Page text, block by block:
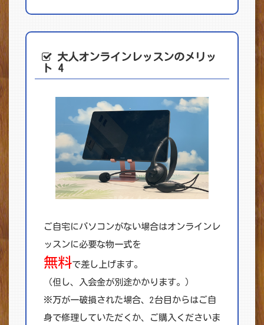
大人オンライン レッスンのメリッ
ト 4
ご自宅にパソコンがない場合はオンラインレ
ッスンに必要な物一式を
無料で差し上げます。
（但し、入会金が別途かかります。）
※万が一破損された場合、2台目からはご自
身で修理していただくか、ご購入くださいま